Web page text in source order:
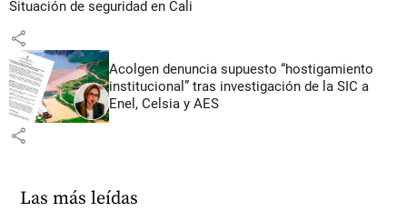
Situación de seguridad en Cali
share
Acolgen denuncia supuesto “hostigamiento
institucional” tras investigación de la SIC a
Enel, Celsia y AES
share
Las más leídas